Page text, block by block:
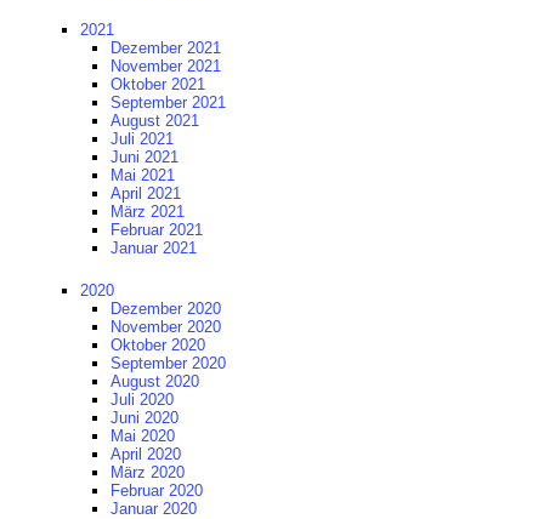
2021
Dezember 2021
November 2021
Oktober 2021
September 2021
August 2021
Juli 2021
Juni 2021
Mai 2021
April 2021
März 2021
Februar 2021
Januar 2021
2020
Dezember 2020
November 2020
Oktober 2020
September 2020
August 2020
Juli 2020
Juni 2020
Mai 2020
April 2020
März 2020
Februar 2020
Januar 2020